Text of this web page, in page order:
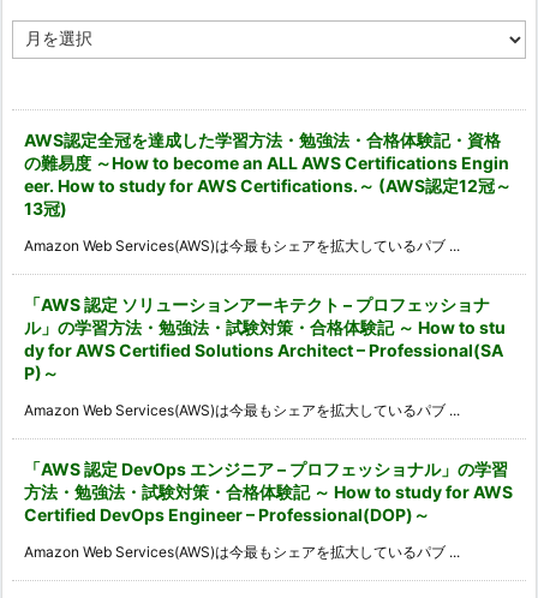
ー
AWS認定全冠を達成した学習方法・勉強法・合格体験記・資格
の難易度 ～How to become an ALL AWS Certifications Engin
eer. How to study for AWS Certifications.～ (AWS認定12冠～
13冠)
Amazon Web Services(AWS)は今最もシェアを拡大しているパブ ...
「AWS 認定 ソリューションアーキテクト – プロフェッショナ
ル」の学習方法・勉強法・試験対策・合格体験記 ～ How to stu
dy for AWS Certified Solutions Architect – Professional(SA
P)～
Amazon Web Services(AWS)は今最もシェアを拡大しているパブ ...
「AWS 認定 DevOps エンジニア – プロフェッショナル」の学習
方法・勉強法・試験対策・合格体験記 ～ How to study for AWS
Certified DevOps Engineer – Professional(DOP)～
Amazon Web Services(AWS)は今最もシェアを拡大しているパブ ...